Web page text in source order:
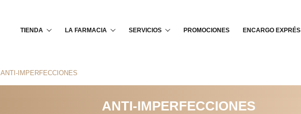
TIENDA LA FARMACIA SERVICIOS PROMOCIONES ENCARGO EXPRÉS
ANTI-IMPERFECCIONES
ANTI-IMPERFECCIONES